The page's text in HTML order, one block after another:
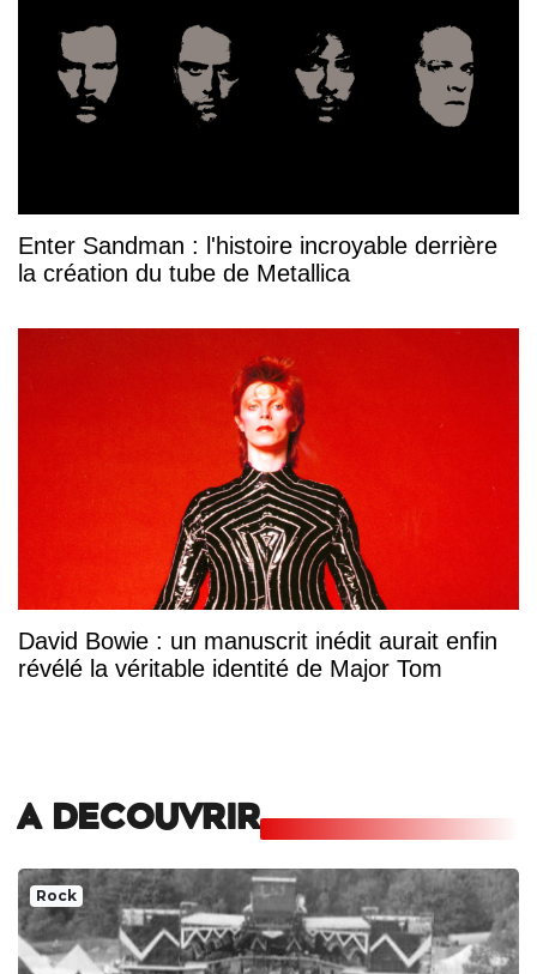
Enter Sandman : l'histoire incroyable derrière
la création du tube de Metallica
David Bowie : un manuscrit inédit aurait enfin
révélé la véritable identité de Major Tom
A DECOUVRIR
Rock